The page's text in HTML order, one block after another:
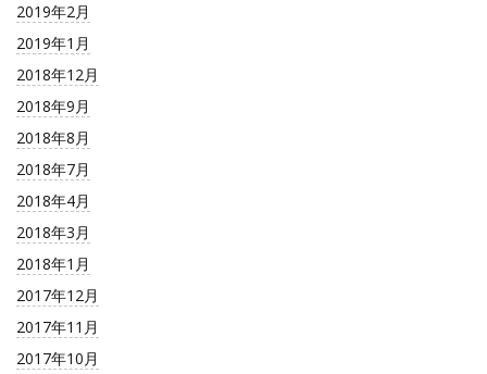
2019年2月
2019年1月
2018年12月
2018年9月
2018年8月
2018年7月
2018年4月
2018年3月
2018年1月
2017年12月
2017年11月
2017年10月